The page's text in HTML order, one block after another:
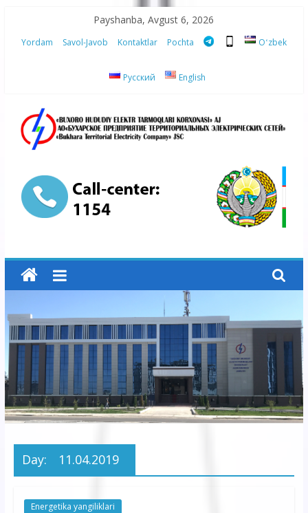
content
Payshanba, Avgust 6, 2026
Yordam Savol-Javob Kontaktlar Pochta Oʻzbek
Русский English
“Buxoro
hududiy
elektr
tarmoqlari
korxonasi”
AJ
“Buxoro
hududiy
korxonasi”
Day: 11.04.2019
Energetika yangiliklari